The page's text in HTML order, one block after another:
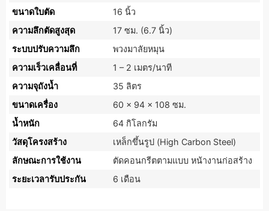
ขนาดใบตัด
16 นิ้ว
ความลึกตัดสูงสุด
17 ซม. (6.7 นิ้ว)
ระบบปรับความลึก
พวงมาลัยหมุน
ความเร็วเคลื่อนที่
1 – 2 เมตร/นาที
ความจุถังน้ำ
35 ลิตร
ขนาดเครื่อง
60 x 94 x 108 ซม.
น้ำหนัก
64 กิโลกรัม
วัสดุโครงสร้าง
เหล็กขึ้นรูป (High Carbon Steel)
ลักษณะการใช้งาน
ตัดคอนกรีตตามแบบ หน้างานก่อสร้าง
ระยะเวลารับประกัน
6 เดือน